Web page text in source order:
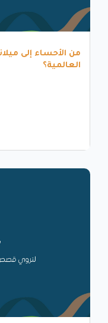
من الأحساء إلى
العالمية؟